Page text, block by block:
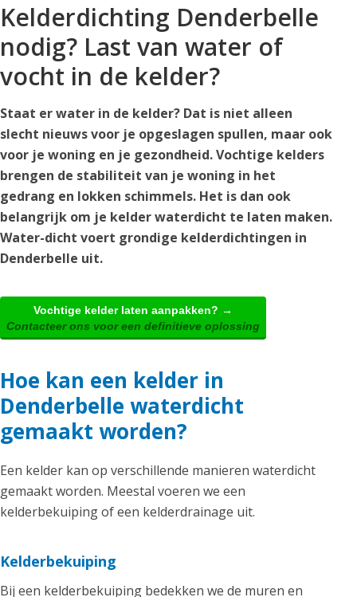
Kelderdichting Denderbelle
nodig? Last van water of
vocht in de kelder?
Staat er water in de kelder? Dat is niet alleen
slecht nieuws voor je opgeslagen spullen, maar ook
voor je woning en je gezondheid. Vochtige kelders
brengen de stabiliteit van je woning in het
gedrang en lokken schimmels. Het is dan ook
belangrijk om je kelder waterdicht te laten maken.
Water-dicht voert grondige kelderdichtingen in
Denderbelle uit.
Vochtige kelder laten aanpakken? →
Contacteer ons voor een definitieve oplossing
Hoe kan een kelder in
Denderbelle waterdicht
gemaakt worden?
Een kelder kan op verschillende manieren waterdicht
gemaakt worden. Meestal voeren we een
kelderbekuiping of een kelderdrainage uit.
Kelderbekuiping
Bij een kelderbekuiping bedekken we de muren en